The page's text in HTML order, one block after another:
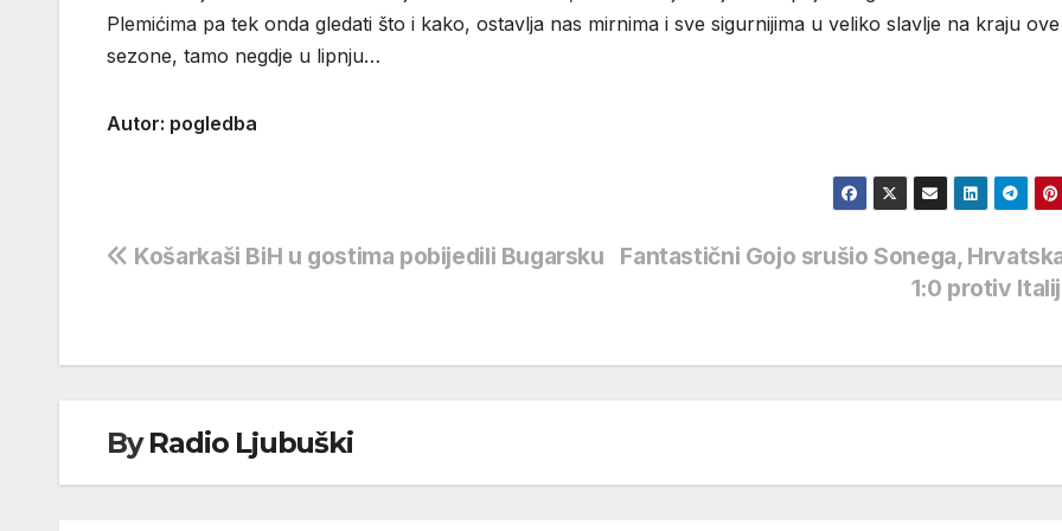
Plemićima pa tek onda gledati što i kako, ostavlja nas mirnima i sve sigurnijima u veliko slavlje na kraju ove
sezone, tamo negdje u lipnju…
Autor: pogledba
Navigacija
Fantastični Gojo srušio Sonega,
1:0 protiv
Košarkaši BiH u gostima pobijedili Bugarsku
ByRadio Ljubuški